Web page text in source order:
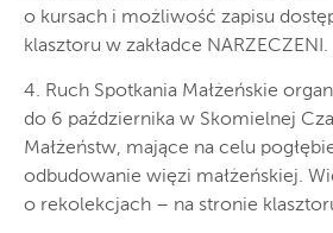
o kursach i możliwość zapisu
klasztoru w zakładce NARZECZENI.
4. Ruch Spotkania Małżeńskie
do 6 października w Skomielnej
Małżeństw, mające na celu
odbudowanie więzi małżeńskiej.
o rekolekcjach – na stronie